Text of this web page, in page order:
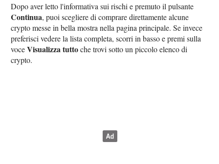
Dopo aver letto l'informativa sui rischi e premuto il pulsante
Continua, puoi scegliere di comprare direttamente alcune
crypto messe in bella mostra nella pagina principale. Se invece
preferisci vedere la lista completa, scorri in basso e premi sulla
voceVisualizza tuttoche trovi sotto un piccolo elenco di
crypto.